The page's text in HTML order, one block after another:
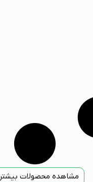
مشاهده محصولات بیشتر